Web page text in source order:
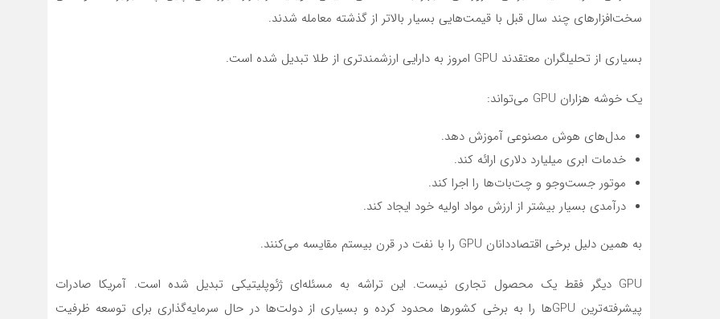
سخت‌افزارهای چند سال قبل با قیمت‌هایی بسیار بالاتر از گذشته معامله شدند.
بسیاری از تحلیلگران معتقدند GPU امروز به دارایی ارزشمندتری از طلا تبدیل شده است.
یک خوشه هزاران GPU می‌تواند:
مدل‌های هوش مصنوعی آموزش دهد.
خدمات ابری میلیارد دلاری ارائه کند.
موتور جست‌وجو و چت‌بات‌ها را اجرا کند.
درآمدی بسیار بیشتر از ارزش مواد اولیه خود ایجاد کند.
به همین دلیل برخی اقتصاددانان GPU را با نفت در قرن بیستم مقایسه می‌کنند.
GPU دیگر فقط یک محصول تجاری نیست. این تراشه به مسئله‌ای ژئوپلیتیکی تبدیل شده است. آمریکا صادرات
پیشرفته‌ترین GPUها را به برخی کشورها محدود کرده و بسیاری از دولت‌ها در حال سرمایه‌گذاری برای توسعه ظرفیت